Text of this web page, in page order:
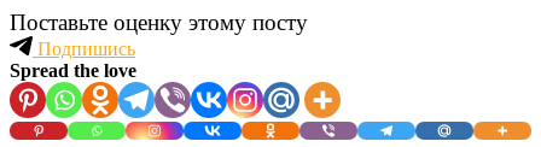
Поставьте оценку этому посту
Подпишись
Spread the love